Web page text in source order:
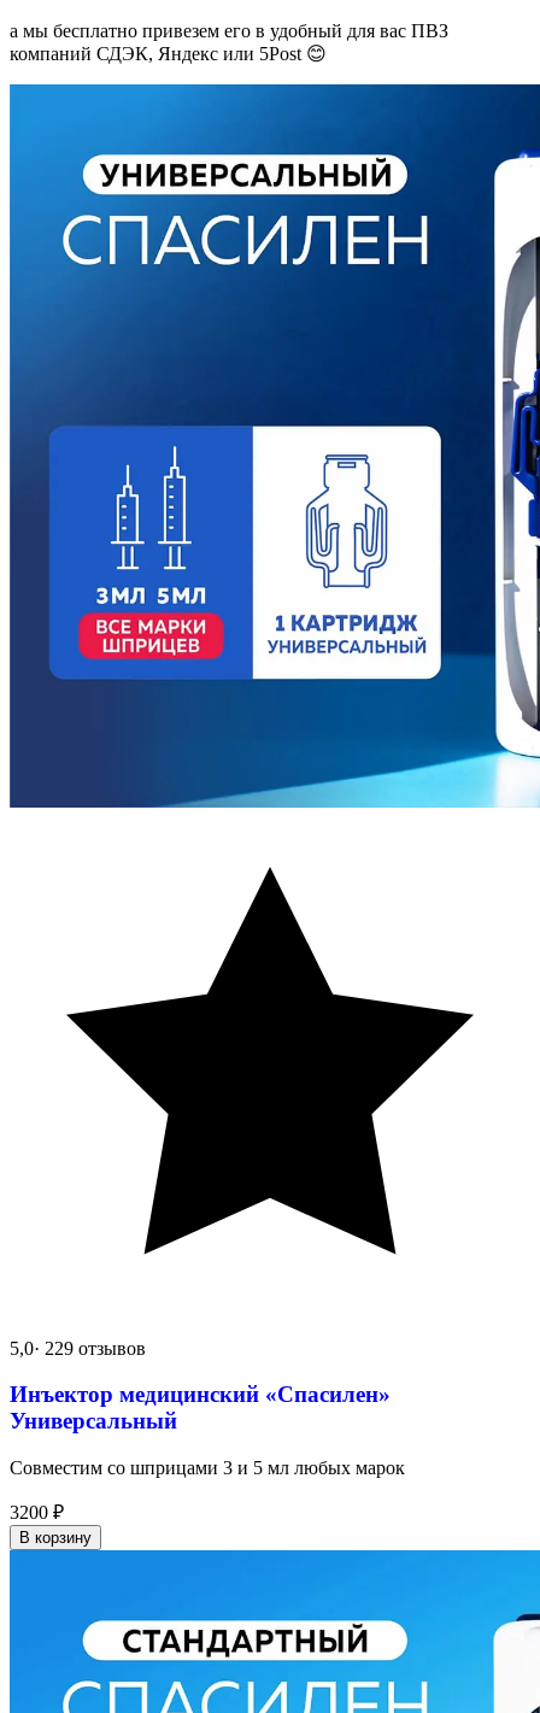
а мы бесплатно привезем его в удобный для вас ПВЗ
компаний СДЭК, Яндекс или 5Post 😊
5,0· 229 отзывов
Инъектор медицинский «Спасилен»
Универсальный
Совместим со шприцами 3 и 5 мл любых марок
3200 ₽
В корзину